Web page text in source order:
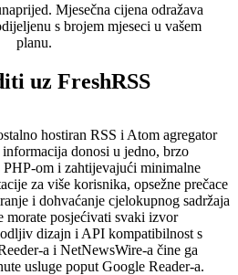
Mjesečna cijena odražava
s brojem mjeseci u vašem
planu.
uz FreshRSS
hostiran RSS i Atom agregator
donosi u jedno, brzo
PHP-om i zahtijevajući minimalne
za više korisnika, opsežne prečace
i dohvaćanje cjelokupnog sadržaja
posjećivati svaki izvor
dizajn i API kompatibilnost s
a i NetNewsWire-a čine ga
usluge poput Google Reader-a.